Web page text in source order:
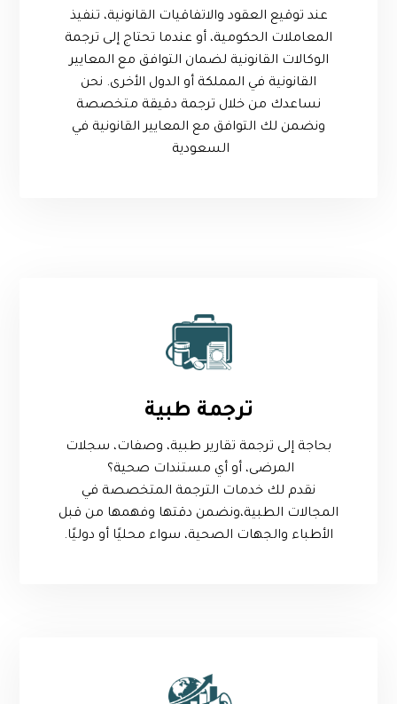
عند توقيع العقود والاتفاقيات القانونية، تنفيذ
المعاملات الحكومية، أو عندما تحتاج إلى ترجمة
الوكالات القانونية لضمان التوافق مع المعايير
القانونية في المملكة أو الدول الأخرى. نحن
نساعدك من خلال ترجمة دقيقة متخصصة
ونضمن لك التوافق مع المعايير القانونية في
السعودية
ترجمة طبية
بحاجة إلى ترجمة تقارير طبية، وصفات، سجلات
المرضى، أو أي مستندات صحية؟
نقدم لك خدمات الترجمة المتخصصة في
المجالات الطبية،ونضمن دقتها وفهمها من قبل
الأطباء والجهات الصحية، سواء محليًا أو دوليًا.